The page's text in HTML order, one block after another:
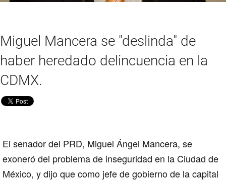
Miguel Mancera se "deslinda" de
haber heredado delincuencia en la
CDMX.
El senador del PRD, Miguel Ángel Mancera, se
exoneró del problema de inseguridad en la Ciudad de
México, y dijo que como jefe de gobierno de la capital